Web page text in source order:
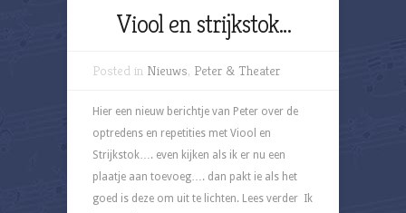
Viool en strijkstok…
Posted in Nieuws, Peter & Theater
Hier een nieuw berichtje van Peter over de
optredens en repetities met Viool en
Strijkstok…. even kijken als ik er nu een
plaatje aan toevoeg…. dan pakt ie als het
goed is deze om uit te lichten. Lees verder Ik